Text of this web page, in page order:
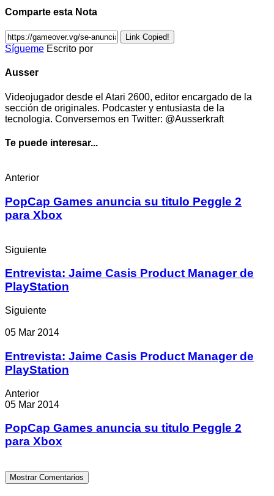
Comparte esta Nota
Link Copied!
Sígueme Escrito por
Ausser
Videojugador desde el Atari 2600, editor encargado de la
sección de originales. Podcaster y entusiasta de la
tecnologia. Conversemos en Twitter: @Ausserkraft
Te puede interesar...
Anterior
PopCap Games anuncia su titulo Peggle 2
para Xbox
Siguiente
Entrevista: Jaime Casis Product Manager de
PlayStation
Siguiente
05 Mar 2014
Entrevista: Jaime Casis Product Manager de
PlayStation
Anterior
05 Mar 2014
PopCap Games anuncia su titulo Peggle 2
para Xbox
Mostrar Comentarios